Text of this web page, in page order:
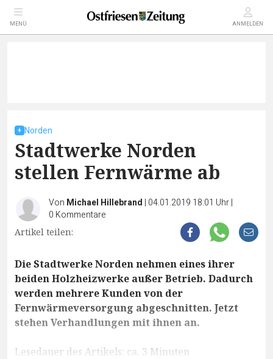
MENÜ ANMELDEN
Norden
Stadtwerke Norden
stellen Fernwärme ab
Von Michael Hillebrand | 04.01.2019 18:01 Uhr|
0 Kommentare
Artikel teilen:
Die Stadtwerke Norden nehmen eines ihrer
beiden Holzheizwerke außer Betrieb. Dadurch
werden mehrere Kunden von der
Fernwärmeversorgung abgeschnitten. Jetzt
stehen Verhandlungen mit ihnen an.
Lesedauer des Artikels: ca. 3 Minuten